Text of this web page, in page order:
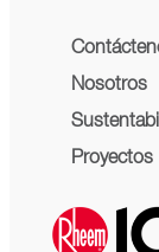
Nosotros
Proyectos